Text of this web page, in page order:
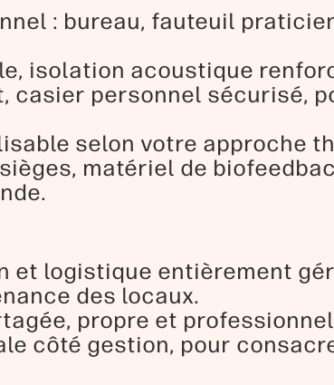
: bureau, fauteuil
isolation acoustique
casier personnel sécurisé,
selon votre approche
matériel de
et logistique entièrement
des locaux.
propre et
côté gestion, pour